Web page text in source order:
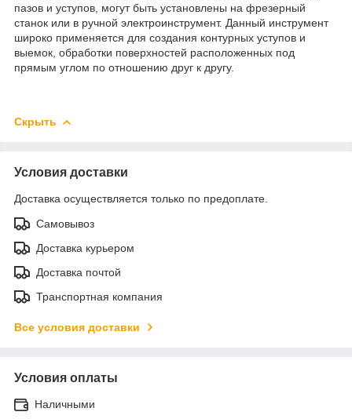
пазов и уступов, могут быть установлены на фрезерный
станок или в ручной электроинструмент. Данный инструмент
широко применяется для создания контурных уступов и
выемок, обработки поверхностей расположенных под
прямым углом по отношению друг к другу.
Скрыть
Условия доставки
Доставка осуществляется только по предоплате.
Самовывоз
Доставка курьером
Доставка почтой
Транспортная компания
Все условия доставки
Условия оплаты
Наличными